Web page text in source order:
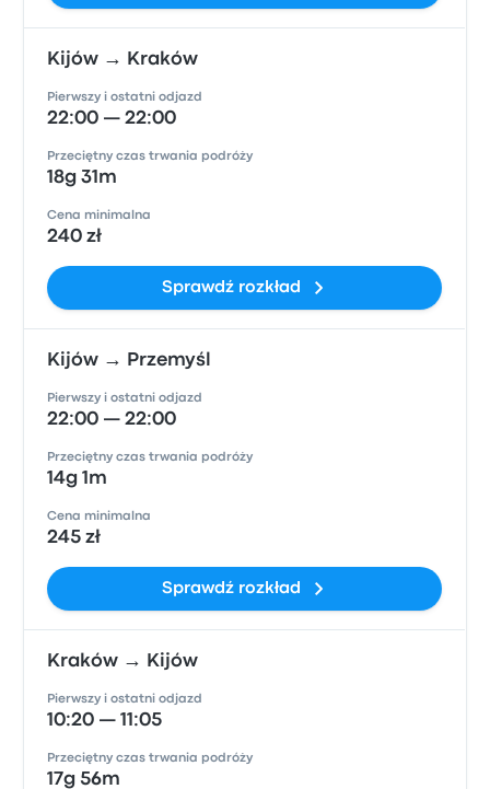
Kijów → Kraków
Pierwszy i ostatni odjazd
22:00 — 22:00
Przeciętny czas trwania podróży
18g 31m
Cena minimalna
240 zł
Sprawdź rozkład
Kijów → Przemyśl
Pierwszy i ostatni odjazd
22:00 — 22:00
Przeciętny czas trwania podróży
14g 1m
Cena minimalna
245 zł
Sprawdź rozkład
Kraków → Kijów
Pierwszy i ostatni odjazd
10:20 — 11:05
Przeciętny czas trwania podróży
17g 56m